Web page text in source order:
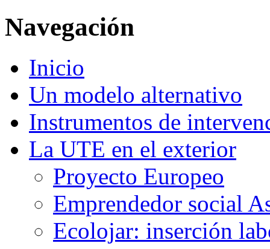
Navegación
Inicio
Un modelo alternativo
Instrumentos de
La UTE en el exterior
Proyecto Europeo
Emprendedor social
Ecolojar: inserción